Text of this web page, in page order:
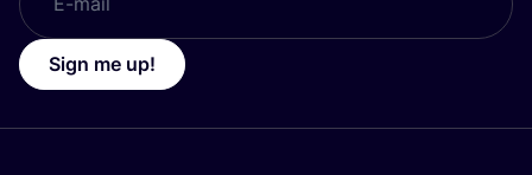
Sign me up!